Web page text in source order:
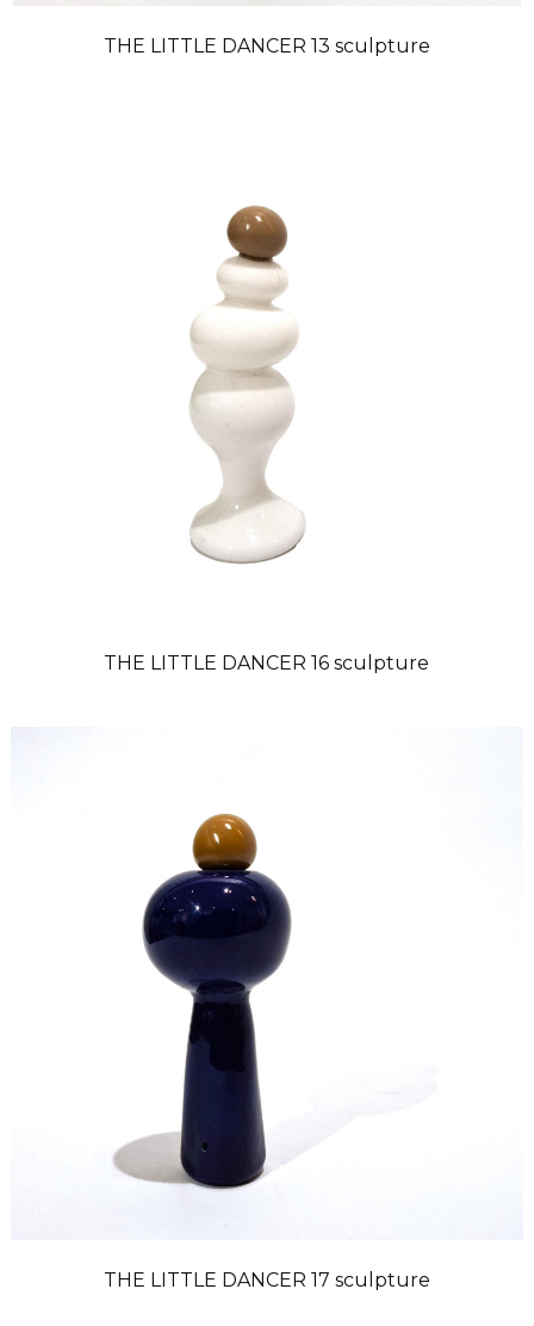
THE LITTLE DANCER 13 sculpture
THE LITTLE DANCER 16 sculpture
THE LITTLE DANCER 17 sculpture